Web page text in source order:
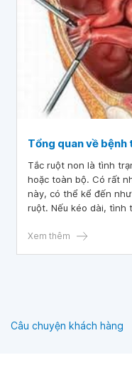
Tổng quan về
Tắc ruột non là tình
hoặc toàn bộ. Có rất
này, có thể kể đến
ruột. Nếu kéo dài, tình
hiện tại, bệnh có hai
Xem thêm
Câu chuyện khách hàng